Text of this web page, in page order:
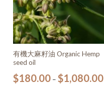
有機大麻籽油 Organic Hemp
seed oil
$180.00 – $1,080.00